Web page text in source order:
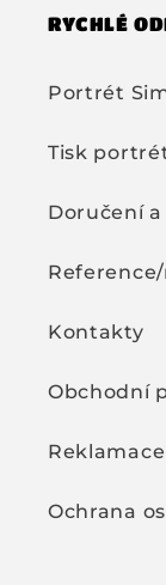
RYCHLÉ
Portrét
Tisk
Doručení
Kontakty
Obchodní
Ochrana